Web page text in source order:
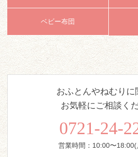
ベビー布団
おふとんやねむりに
お気軽にご相談く
0721-24-
営業時間：10:00〜18:00(